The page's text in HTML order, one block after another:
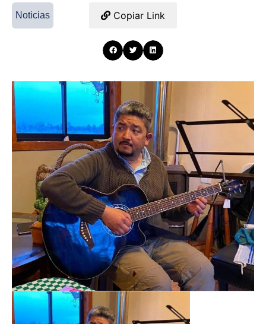
Noticias Copiar Link